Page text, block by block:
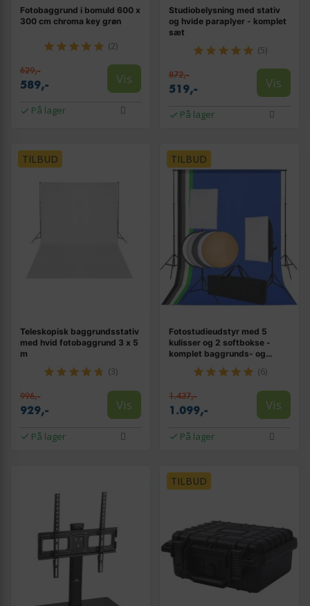
Fotobaggrund i bomuld 600 x
300 cm chroma key grøn
(2)
629,-
589,- Vis
På lager
Studiobelysning med stativ
og hvide paraplyer - komplet
sæt
(5)
872,-
519,- Vis
På lager
TILBUD
Teleskopisk baggrundsstativ
med hvid fotobaggrund 3 x 5
m
(3)
996,-
929,- Vis
På lager
TILBUD
Fotostudieudstyr med 5
kulisser og 2 softbokse -
komplet baggrunds- og
(6)
1.437,-
1.099,- Vis
På lager
TILBUD